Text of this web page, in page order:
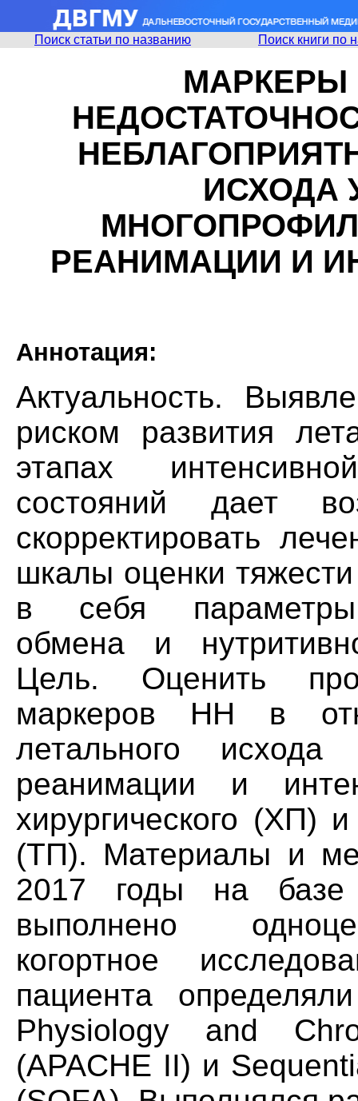
Поиск статьи по названию Поиск книги по
МАРКЕРЫ
ИСХОДА
РЕАНИМАЦИИ И
Аннотация:
Актуальность.
риском развития
этапах
состояний дает
скорректировать
шкалы оценки
в себя параметры
обмена и
Цель. Оценить
маркеров НН в
летального
реанимации и
хирургического (ХП)
(ТП). Материалы и
2017 годы на базе
выполнено
когортное
пациента
Physiology and
(APACHE II) и